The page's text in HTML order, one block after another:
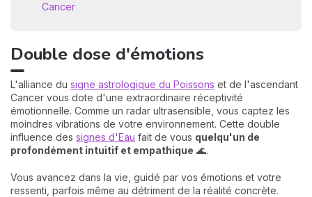
Cancer
Double dose d'émotions
L'alliance du signe astrologique du Poissons et de l'ascendant
Cancer vous dote d'une extraordinaire réceptivité
émotionnelle. Comme un radar ultrasensible, vous captez les
moindres vibrations de votre environnement. Cette double
influence des signes d'Eau fait de vous quelqu'un de
profondément intuitif et empathique 🌊.
Vous avancez dans la vie, guidé par vos émotions et votre
ressenti, parfois même au détriment de la réalité concrète.